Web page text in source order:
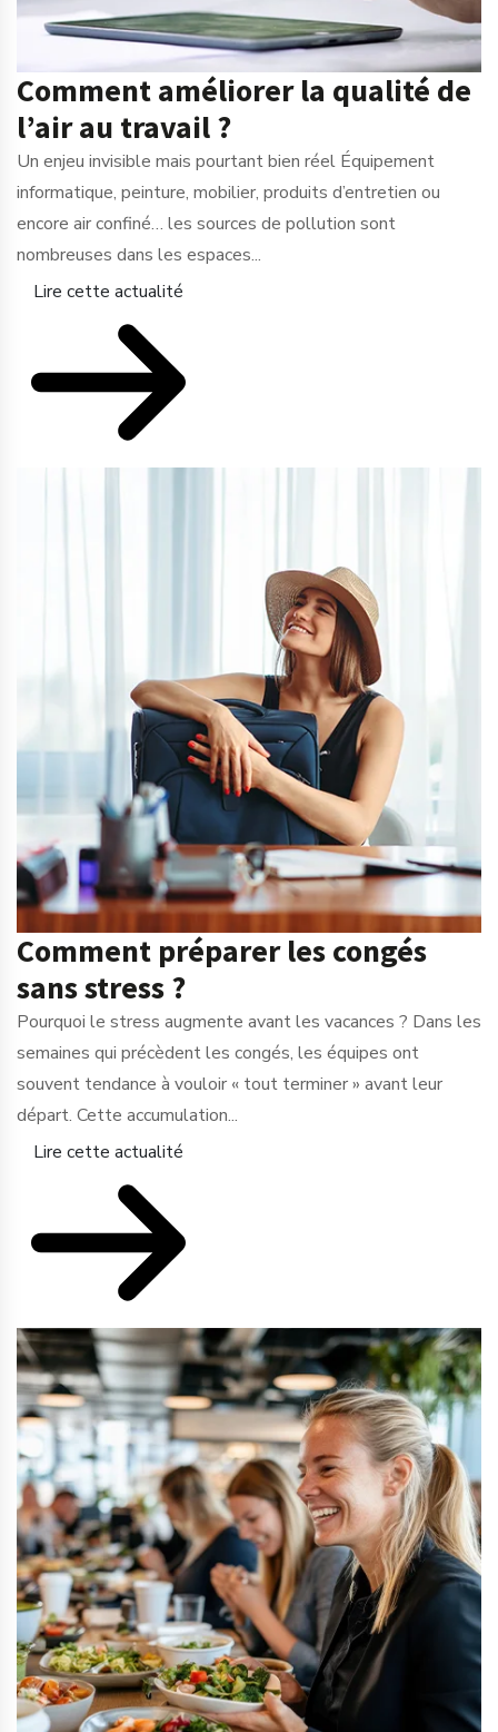
Comment améliorer la qualité de
l’air au travail ?
Un enjeu invisible mais pourtant bien réel Équipement
informatique, peinture, mobilier, produits d’entretien ou
encore air confiné… les sources de pollution sont
nombreuses dans les espaces...
Lire cette actualité
Comment préparer les congés
sans stress ?
Pourquoi le stress augmente avant les vacances ? Dans les
semaines qui précèdent les congés, les équipes ont
souvent tendance à vouloir « tout terminer » avant leur
départ. Cette accumulation...
Lire cette actualité